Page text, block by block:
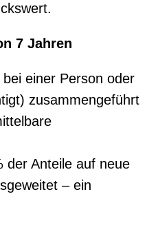
7 Jahren
einer Person oder
zusammengeführt
der Anteile auf neue
– ein